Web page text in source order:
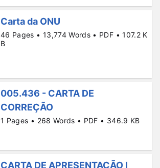
Carta da ONU
46 Pages • 13,774 Words • PDF • 107.2 K
B
005.436 - CARTA DE
CORREÇÃO
1 Pages • 268 Words • PDF • 346.9 KB
CARTA DE APRESENTAÇÃO I